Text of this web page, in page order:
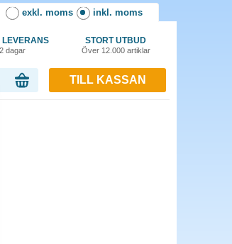
exkl. moms inkl. moms
dagar
STORT UTBUD
Över 12.000 artiklar
TILL KASSAN